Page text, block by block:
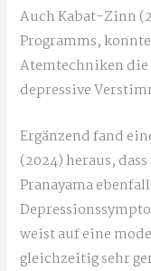
Auch Kabat-Zinn
Programms,
Atemtechniken die
depressive
Ergänzend fand
(2024) heraus,
Pranayama
weist auf eine
gleichzeitig sehr